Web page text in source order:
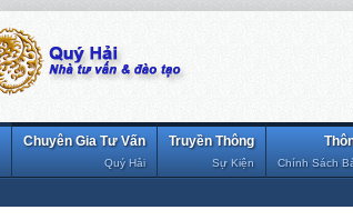
Chính Sách
Truyền Thông
Sự Kiện
Chuyên Gia Tư Vấn
Quý Hải